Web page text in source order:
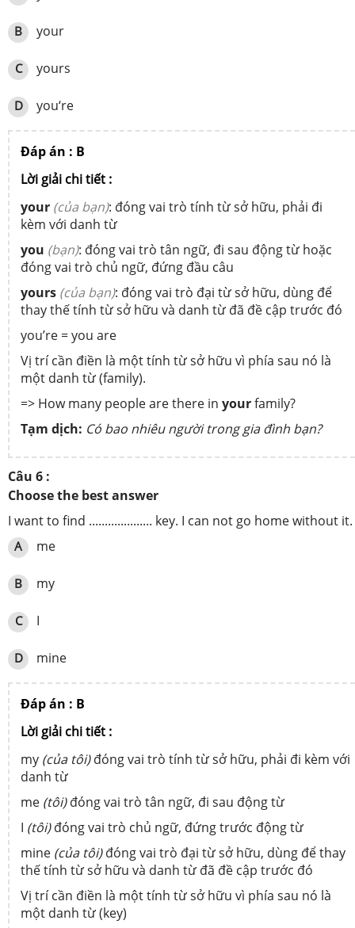
B your
C yours
D you‘re
Đáp án : B
Lời giải chi tiết :
your (của bạn): đóng vai trò tính từ sở hữu, phải đi
kèm với danh từ
you (bạn): đóng vai trò tân ngữ, đi sau động từ hoặc
đóng vai trò chủ ngữ, đứng đầu câu
yours (của bạn): đóng vai trò đại từ sở hữu, dùng để
thay thế tính từ sở hữu và danh từ đã đề cập trước đó
you’re = you are
Vị trí cần điền là một tính từ sở hữu vì phía sau nó là
một danh từ (family).
=> How many people are there in yourfamily?
Tạm dịch: Có bao nhiêu người trong gia đình bạn?
Câu 6 :
Choose the best answer
I want to find .................... key. I can not go home without it.
A me
B my
C I
D mine
Đáp án : B
Lời giải chi tiết :
my (của tôi)đóng vai trò tính từ sở hữu, phải đi kèm với
danh từ
me (tôi)đóng vai trò tân ngữ, đi sau động từ
I (tôi)đóng vai trò chủ ngữ, đứng trước động từ
mine (của tôi)đóng vai trò đại từ sở hữu, dùng để thay
thế tính từ sở hữu và danh từ đã đề cập trước đó
Vị trí cần điền là một tính từ sở hữu vì phía sau nó là
một danh từ (key)